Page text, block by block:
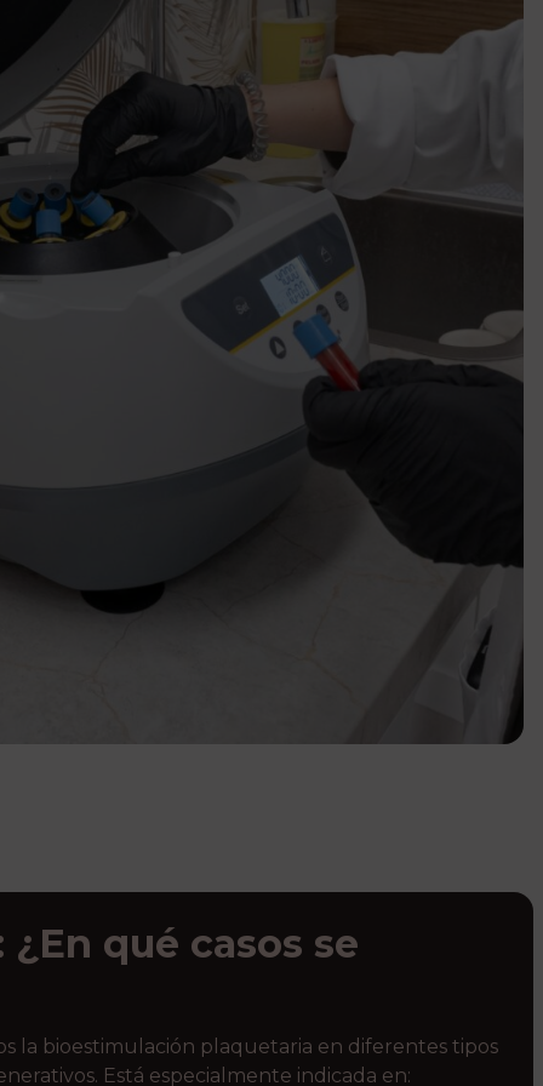
qué casos se
la bioestimulación plaquetaria en diferentes tipos
Está especialmente indicada en: